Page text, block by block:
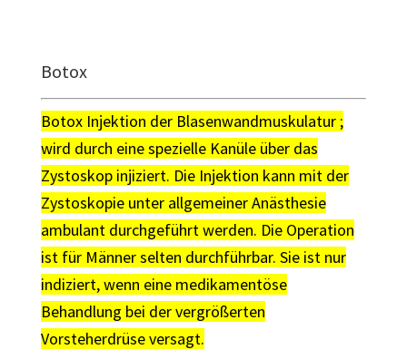
Botox
Botox Injektion der Blasenwandmuskulatur ;
wird durch eine spezielle Kanüle über das
Zystoskop injiziert. Die Injektion kann mit der
Zystoskopie unter allgemeiner Anästhesie
ambulant durchgeführt werden. Die Operation
ist für Männer selten durchführbar. Sie ist nur
indiziert, wenn eine medikamentöse
Behandlung bei der vergrößerten
Vorsteherdrüse versagt.